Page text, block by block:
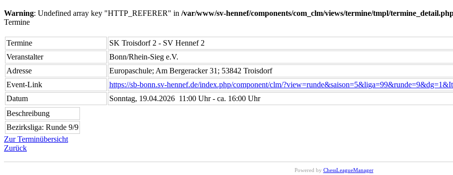
Warning: Undefined array key "HTTP_REFERER" in /var/www/sv-hennef/components/com_clm/views/termine/tmpl/
Termine
Termine
SK Troisdorf 2 - SV Hennef 2
Veranstalter
Bonn/Rhein-Sieg e.V.
Adresse
Europaschule; Am Bergeracker 31; 53842 Troisdorf
Event-Link
https://sb-bonn.sv-hennef.de/index.php/component/clm/
Datum
Sonntag, 19.04.2026 11:00 Uhr - ca. 16:00 Uhr
Beschreibung
Bezirksliga: Runde 9/9
Zur Terminübersicht
Zurück
Powered by ChessLeagueManager